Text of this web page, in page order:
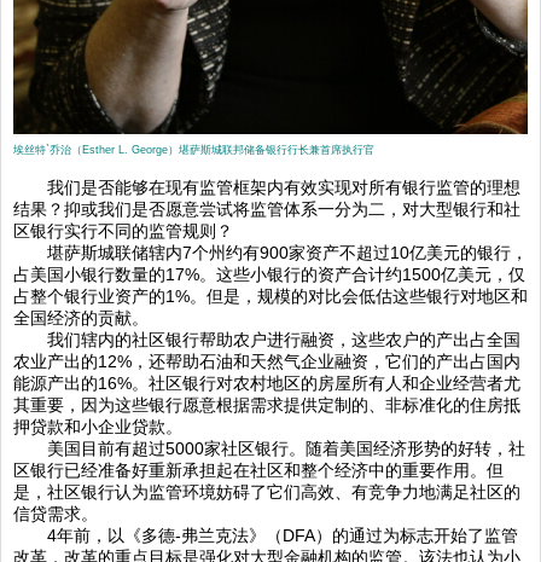
埃丝特`乔治（Esther L. George）堪萨斯城联邦储备银行行长兼首席执行官
我们是否能够在现有监管框架内有效实现对所有银行监管的理想
结果？抑或我们是否愿意尝试将监管体系一分为二，对大型银行和社
区银行实行不同的监管规则？
堪萨斯城联储辖内7个州约有900家资产不超过10亿美元的银行，
占美国小银行数量的17%。这些小银行的资产合计约1500亿美元，仅
占整个银行业资产的1%。但是，规模的对比会低估这些银行对地区和
全国经济的贡献。
我们辖内的社区银行帮助农户进行融资，这些农户的产出占全国
农业产出的12%，还帮助石油和天然气企业融资，它们的产出占国内
能源产出的16%。社区银行对农村地区的房屋所有人和企业经营者尤
其重要，因为这些银行愿意根据需求提供定制的、非标准化的住房抵
押贷款和小企业贷款。
美国目前有超过5000家社区银行。随着美国经济形势的好转，社
区银行已经准备好重新承担起在社区和整个经济中的重要作用。但
是，社区银行认为监管环境妨碍了它们高效、有竞争力地满足社区的
信贷需求。
4年前，以《多德-弗兰克法》（DFA）的通过为标志开始了监管
改革，改革的重点目标是强化对大型金融机构的监管。该法也认为小